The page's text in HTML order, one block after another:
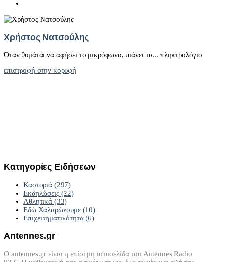
Χρήστος Νατσούλης
Όταν θυμάται να αφήσει το μικρόφωνο, πιάνει το... πληκτρολόγιο
επιστροφή στην κορυφή
Κατηγορίες Ειδήσεων
Καστοριά (297)
Εκδηλώσεις (22)
Αθλητικά (33)
Εδώ Χαλαρώνουμε (10)
Επιχειρηματικότητα (6)
Antennes.gr
Ο antennes.gr είναι η επίσημη ιστοσελίδα του Antennes Radio